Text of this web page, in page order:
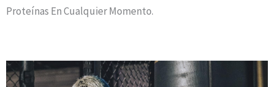
Proteínas En Cualquier Momento.